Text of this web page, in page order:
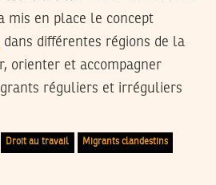
mis en place le concept
dans différentes régions de la
orienter et accompagner
réguliers et irréguliers
Droit au travail Migrants clandestins